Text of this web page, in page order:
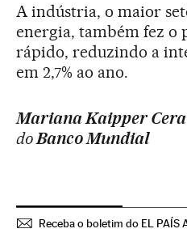
A indústria, o maior
energia, também fez o
rápido, reduzindo a
em 2,7% ao ano.
Mariana Kaipper
doBanco Mundial
Receba o boletim do EL PAÍS